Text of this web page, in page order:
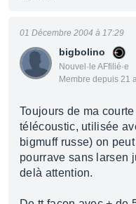
bigbolino
Nouvel·le AFfilié·e
Membre depuis 21
01 Décembre 2004 à 17:29
Toujours de ma
télécoustic, utilisée
bigmuff russe) on
pourrave sans larsen
delà attention.